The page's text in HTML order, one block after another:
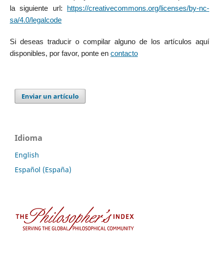
la siguiente url:
https://creativecommons.org/licenses/by-nc-
sa/4.0/legalcode
Si deseas traducir o compilar alguno de los artículos aquí
disponibles, por favor, ponte en contacto
Enviar un artículo
Idioma
English
Español (España)